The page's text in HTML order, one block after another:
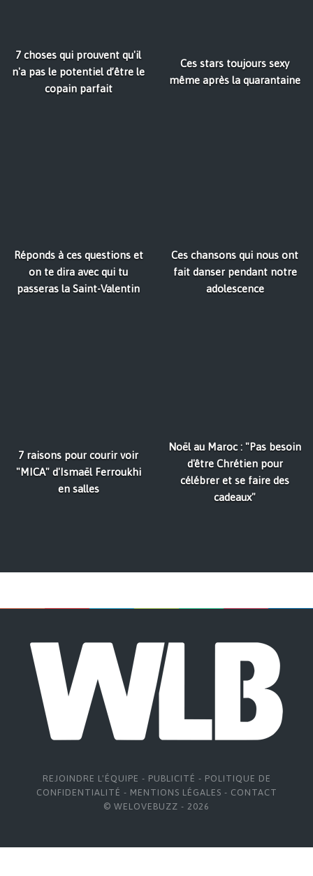
7 choses qui prouvent qu'il
n'a pas le potentiel d’être le
copain parfait
Ces stars toujours sexy
même après la quarantaine
Réponds à ces questions et
on te dira avec qui tu
passeras la Saint-Valentin
Ces chansons qui nous ont
fait danser pendant notre
adolescence
7 raisons pour courir voir
"MICA" d'Ismaël Ferroukhi
en salles
Noël au Maroc : "Pas besoin
d'être Chrétien pour
célébrer et se faire des
cadeaux"
REJOINDRE L'ÉQUIPE - PUBLICITÉ - POLITIQUE DE
CONFIDENTIALITÉ - MENTIONS LÉGALES - CONTACT
© WELOVEBUZZ - 2026